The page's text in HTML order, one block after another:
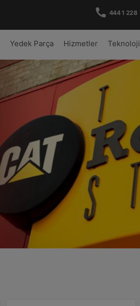
444 1 228
Yedek Parça Hizmetler Teknoloji